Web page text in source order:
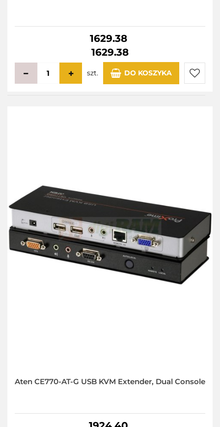
1629.38
1629.38
szt. DO KOSZYKA
Aten CE770-AT-G USB KVM Extender, Dual Console